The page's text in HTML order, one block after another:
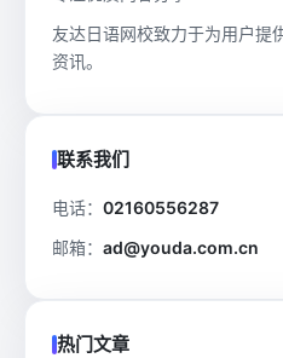
友达日语网校致力于为用户提
资讯。
联系我们
电话： 02160556287
邮箱： ad@youda.com.cn
热门文章